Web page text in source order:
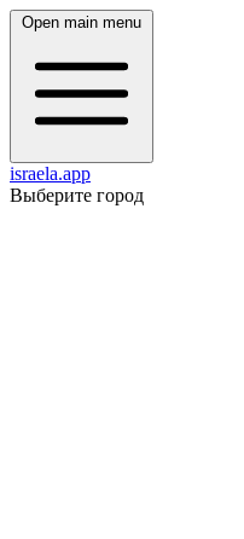
Open main menu
israela.app
Выберите город